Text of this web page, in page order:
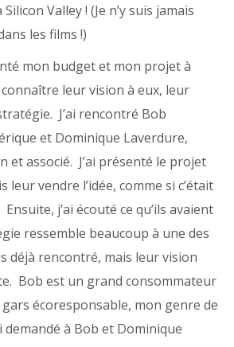
Valley ! (Je n’y suis jamais
les films !)
mon budget et mon projet à
connaître leur vision à eux, leur
J’ai rencontré Bob
et Dominique Laverdure,
et associé. J’ai présenté le projet
leur vendre l’idée, comme si c’était
j’ai écouté ce qu’ils avaient
ressemble beaucoup à une des
déjà rencontré, mais leur vision
Bob est un grand consommateur
gars écoresponsable, mon genre de
demandé à Bob et Dominique